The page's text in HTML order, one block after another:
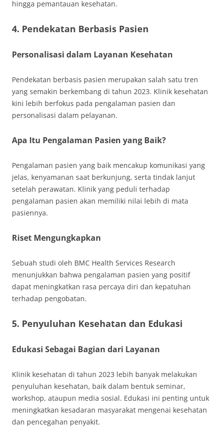
hingga pemantauan kesehatan.
4. Pendekatan Berbasis Pasien
Personalisasi dalam Layanan Kesehatan
Pendekatan berbasis pasien merupakan salah satu tren
yang semakin berkembang di tahun 2023. Klinik kesehatan
kini lebih berfokus pada pengalaman pasien dan
personalisasi dalam pelayanan.
Apa Itu Pengalaman Pasien yang Baik?
Pengalaman pasien yang baik mencakup komunikasi yang
jelas, kenyamanan saat berkunjung, serta tindak lanjut
setelah perawatan. Klinik yang peduli terhadap
pengalaman pasien akan memiliki nilai lebih di mata
pasiennya.
Riset Mengungkapkan
Sebuah studi oleh BMC Health Services Research
menunjukkan bahwa pengalaman pasien yang positif
dapat meningkatkan rasa percaya diri dan kepatuhan
terhadap pengobatan.
5. Penyuluhan Kesehatan dan Edukasi
Edukasi Sebagai Bagian dari Layanan
Klinik kesehatan di tahun 2023 lebih banyak melakukan
penyuluhan kesehatan, baik dalam bentuk seminar,
workshop, ataupun media sosial. Edukasi ini penting untuk
meningkatkan kesadaran masyarakat mengenai kesehatan
dan pencegahan penyakit.